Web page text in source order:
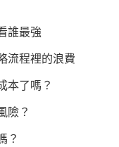
誰最強
流程裡的浪費
本了嗎？
險？
？